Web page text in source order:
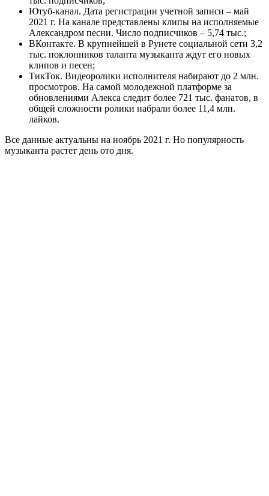
Ютуб-канал. Дата регистрации учетной записи – май
2021 г. На канале представлены клипы на исполняемые
Александром песни. Число подписчиков – 5,74 тыс.;
ВКонтакте. В крупнейшей в Рунете социальной сети 3,2
тыс. поклонников таланта музыканта ждут его новых
клипов и песен;
ТикТок. Видеоролики исполнителя набирают до 2 млн.
просмотров. На самой молодежной платформе за
обновлениями Алекса следит более 721 тыс. фанатов, в
общей сложности ролики набрали более 11,4 млн.
лайков.
Все данные актуальны на ноябрь 2021 г. Но популярность
музыканта растет день ото дня.